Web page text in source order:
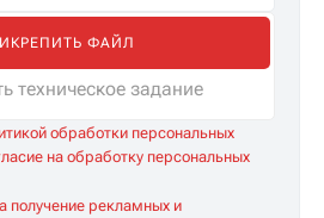
ФАЙЛ
техническое задание
обработки персональных
на обработку персональных
получение рекламных и